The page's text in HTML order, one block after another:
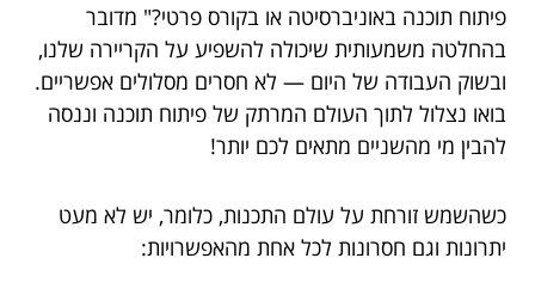
פיתוח תוכנה באוניברסיטה או בקורס פרטי?" מדובר
בהחלטה משמעותית שיכולה להשפיע על הקריירה שלנו,
ובשוק העבודה של היום — לא חסרים מסלולים אפשריים.
בואו נצלול לתוך העולם המרתק של פיתוח תוכנה וננסה
להבין מי מהשניים מתאים לכם יותר!
כשהשמש זורחת על עולם התכנות, כלומר, יש לא מעט
יתרונות וגם חסרונות לכל אחת מהאפשרויות: